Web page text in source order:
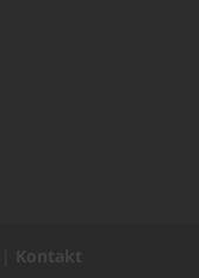
Kontakt